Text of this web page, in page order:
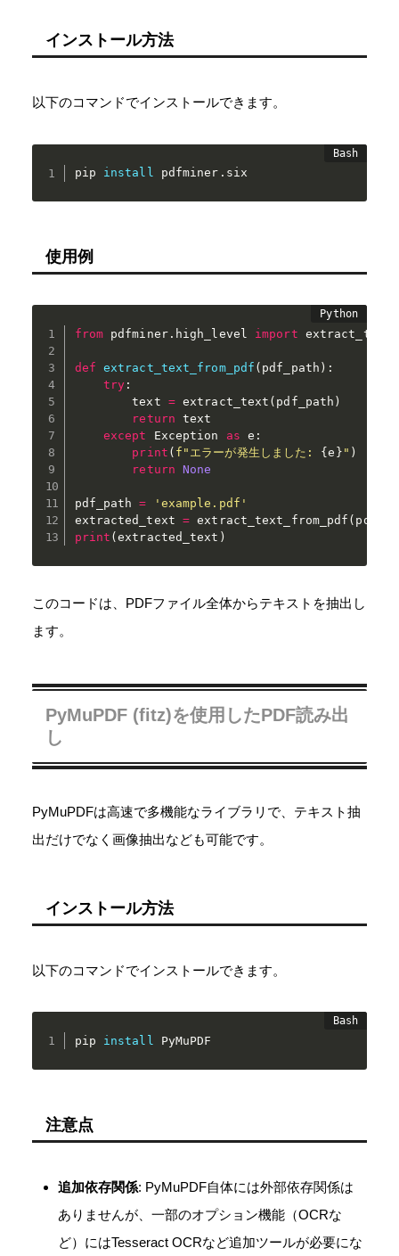
インストール方法
以下のコマンドでインストールできます。
pip install pdfminer.six
使用例
from pdfminer. high_level import extract_text
def extract_text_from_pdf ( pdf_path ) :
try :
        text
= extract_text ( pdf_path )
return text
except
Exception as e :
print ( f"エラーが発生しました: {e } " )
return
None
pdf_path =
'example.pdf'
extracted_text = extract_text_from_pdf (
print (extracted_text )
このコードは、PDFファイル全体からテキストを抽出し
ます。
PyMuPDF (fitz)を使用したPDF読み出
し
PyMuPDFは高速で多機能なライブラリで、テキスト抽
出だけでなく画像抽出なども可能です。
インストール方法
以下のコマンドでインストールできます。
pip install PyMuPDF
注意点
追加依存関係: PyMuPDF自体には外部依存関係は
ありませんが、一部のオプション機能（OCRな
ど）にはTesseract OCRなど追加ツールが必要にな